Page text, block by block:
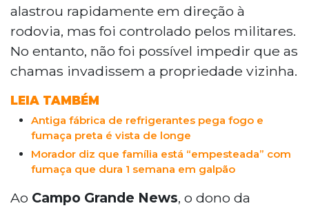
alastrou rapidamente em direção à
rodovia, mas foi controlado pelos militares.
No entanto, não foi possível impedir que as
chamas invadissem a propriedade vizinha.
LEIA TAMBÉM
Antiga fábrica de refrigerantes pega fogo e
fumaça preta é vista de longe
Morador diz que família está “empesteada” com
fumaça que dura 1 semana em galpão
Ao Campo Grande News, o dono da